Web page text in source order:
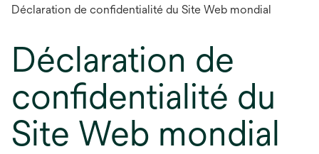
Déclaration de confidentialité du Site Web mondial
Déclaration de
confidentialité du
Site Web mondial